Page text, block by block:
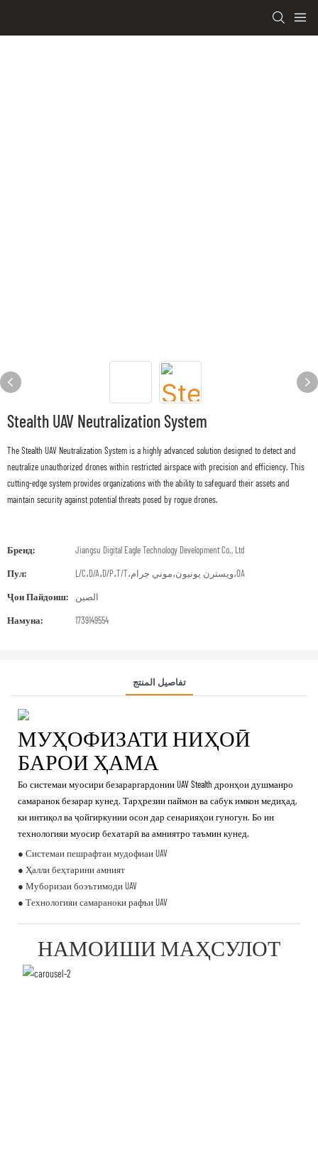
Stealth UAV Neutralization System
The Stealth UAV Neutralization System is a highly advanced solution designed to detect and
neutralize unauthorized drones within restricted airspace with precision and efficiency. This
cutting-edge system provides organizations with the ability to safeguard their assets and
maintain security against potential threats posed by rogue drones.
Бренд: Jiangsu Digital Eagle Technology Development Co., Ltd
Пул: L/C،D/A،D/P،T/T،ويسترن يونيون،موني جرام،OA
Ҷои Пайдоиш: الصين
Намуна: 1739149554
تفاصيل المنتج
МУҲОФИЗАТИ НИҲОӢ
БАРОИ ҲАМА
Бо системаи муосири безараргардонии UAV Stealth дронҳои душманро
самаранок безарар кунед. Тарҳрезии паймон ва сабук имкон медиҳад,
ки интиқол ва ҷойгиркунии осон дар сенарияҳои гуногун. Бо ин
технологияи муосир бехатарӣ ва амниятро таъмин кунед.
● Системаи пешрафтаи мудофиаи UAV
● Ҳалли беҳтарини амният
● Муборизаи боэътимоди UAV
● Технологияи самараноки рафъи UAV
НАМОИШИ МАҲСУЛОТ